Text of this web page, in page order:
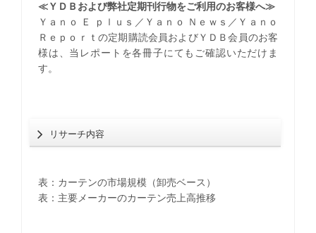
≪ＹＤＢおよび弊社定期刊行物をご利用のお客様へ≫
Ｙａｎｏ Ｅ ｐｌｕｓ／Ｙａｎｏ Ｎｅｗｓ／Ｙａｎｏ
Ｒｅｐｏｒｔの定期購読会員およびＹＤＢ会員のお客
様は、当レポートを各冊子にてもご確認いただけま
す。
リサーチ内容
表：カーテンの市場規模（卸売ベース）
表：主要メーカーのカーテン売上高推移